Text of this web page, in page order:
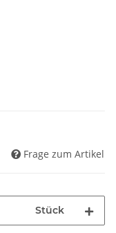
Frage zum Artikel
Stück